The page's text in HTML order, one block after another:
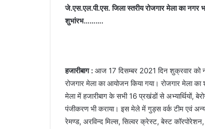
जे.एस.एल.पी.एस. जिला स्तरीय रोजगार मेला का
शुभांरभ……….
हजारीबाग : आज 17 दिसम्बर 2021 दिन शुक्रवार को
रोजगार मेला का आयोजन किया गया। रोजगार मेला
मेला में हजारीबाग के सभी 16 प्रखंडों से अभ्यार्थियों,
पंजीकरण भी कराया। इस मेले में गुड्स वर्क टीम एवं
रेमण्ड, अरविन्द मिल्स, सिल्वर क्रेस्ट, बेस्ट